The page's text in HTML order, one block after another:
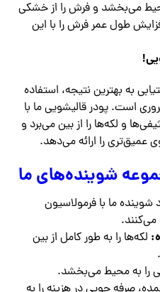
محیط می‌بخشد و فرش را از خشکی
طول عمر فرش را با این
به بهترین نتیجه، استفاده
است. پودر قالیشویی ما با
و لکه‌ها را از بین می‌برد و
عمیق‌تری را ارائه می‌دهد.
شوینده‌های ما
شوینده ما با فرمولاسیون
لکه‌ها را به طور کامل از بین
را به محیط می‌بخشد.